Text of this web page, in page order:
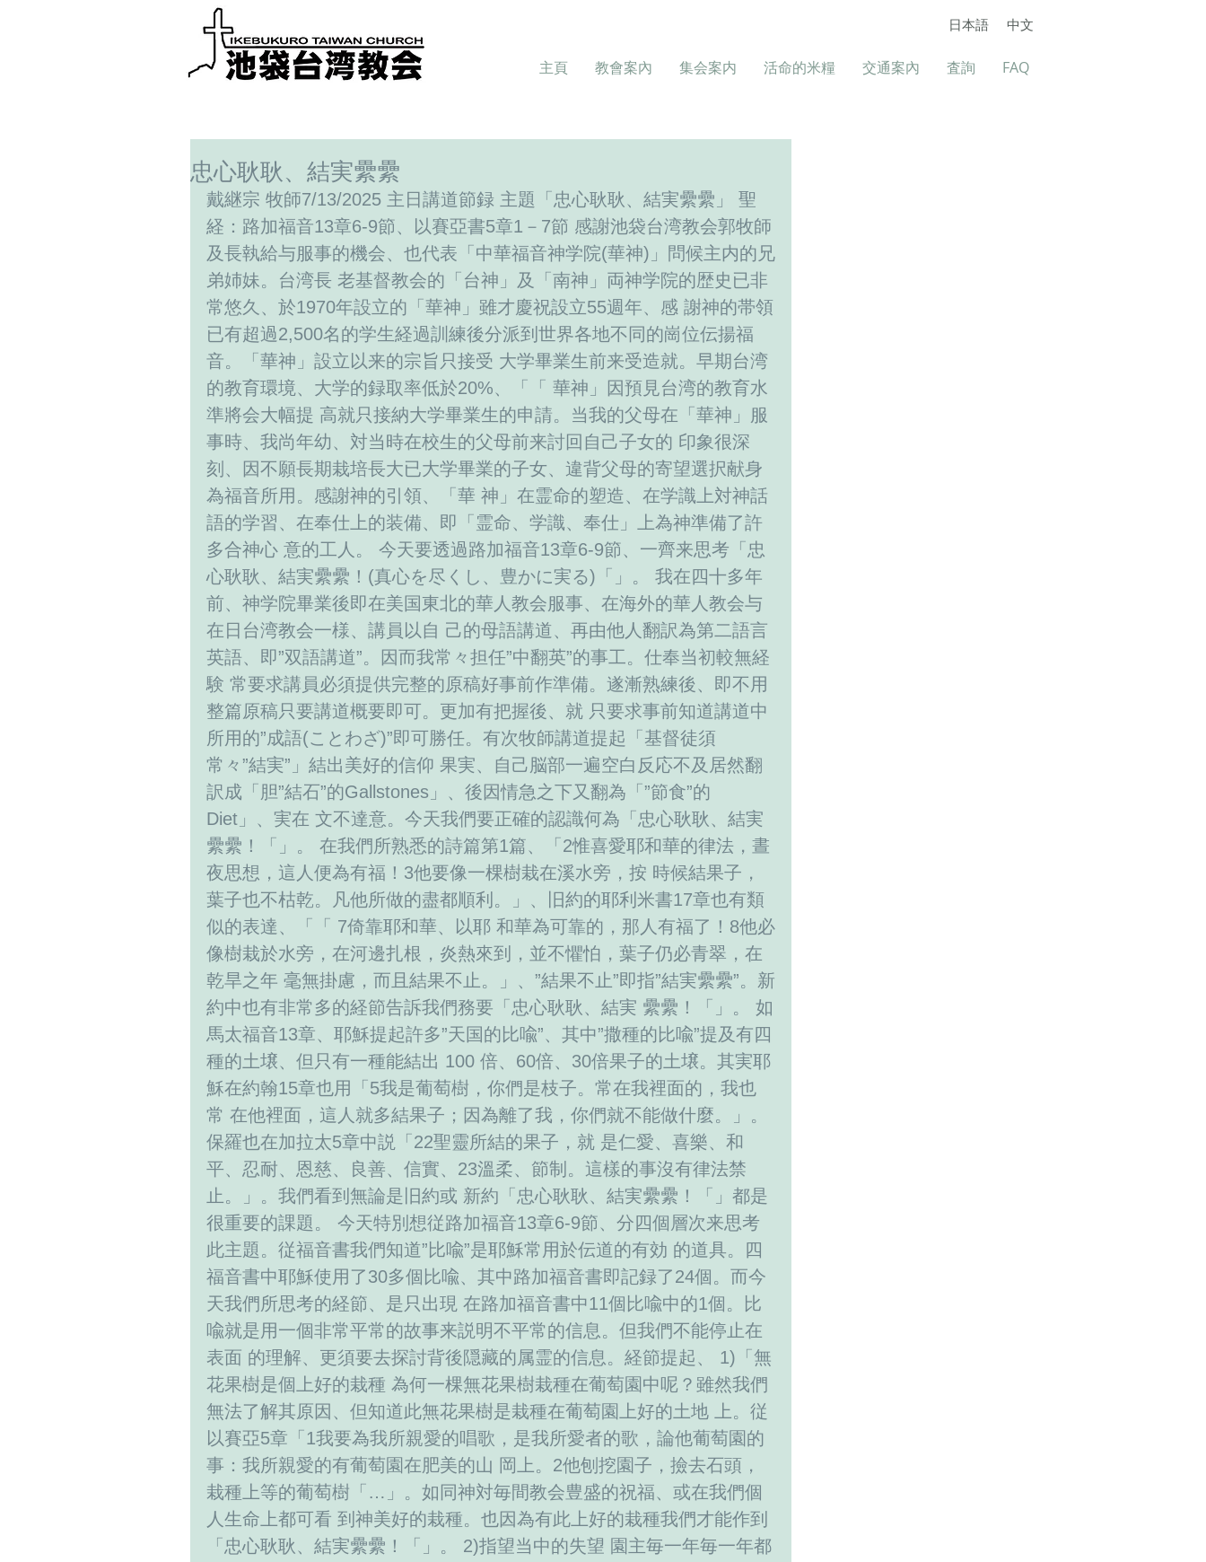
日本語 中文
主頁 教會案內 集会案内 活命的米糧 交通案內 査詢 FAQ
忠心耿耿、結実纍纍
戴継宗 牧師7/13/2025 主日講道節録 主題「忠心耿耿、結実纍纍」 聖
経：路加福音13章6-9節、以賽亞書5章1－7節 感謝池袋台湾教会郭牧師
及長執給与服事的機会、也代表「中華福音神学院(華神)」問候主内的兄
弟姉妹。台湾長 老基督教会的「台神」及「南神」両神学院的歴史已非
常悠久、於1970年設立的「華神」雖才慶祝設立55週年、感 謝神的帯領
已有超過2,500名的学生経過訓練後分派到世界各地不同的崗位伝揚福
音。「華神」設立以来的宗旨只接受 大学畢業生前来受造就。早期台湾
的教育環境、大学的録取率低於20%、「「 華神」因預見台湾的教育水
準將会大幅提 高就只接納大学畢業生的申請。当我的父母在「華神」服
事時、我尚年幼、対当時在校生的父母前来討回自己子女的 印象很深
刻、因不願長期栽培長大已大学畢業的子女、違背父母的寄望選択献身
為福音所用。感謝神的引領、「華 神」在霊命的塑造、在学識上対神話
語的学習、在奉仕上的装備、即「霊命、学識、奉仕」上為神準備了許
多合神心 意的工人。 今天要透過路加福音13章6-9節、一齊来思考「忠
心耿耿、結実纍纍！(真心を尽くし、豊かに実る)「」。 我在四十多年
前、神学院畢業後即在美国東北的華人教会服事、在海外的華人教会与
在日台湾教会一様、講員以自 己的母語講道、再由他人翻訳為第二語言
英語、即”双語講道”。因而我常々担任”中翻英”的事工。仕奉当初較無経
験 常要求講員必須提供完整的原稿好事前作準備。遂漸熟練後、即不用
整篇原稿只要講道概要即可。更加有把握後、就 只要求事前知道講道中
所用的”成語(ことわざ)”即可勝任。有次牧師講道提起「基督徒須
常々”結実”」結出美好的信仰 果実、自己脳部一遍空白反応不及居然翻
訳成「胆”結石”的Gallstones」、後因情急之下又翻為「”節食”的
Diet」、実在 文不達意。今天我們要正確的認識何為「忠心耿耿、結実
纍纍！「」。 在我們所熟悉的詩篇第1篇、「2惟喜愛耶和華的律法，晝
夜思想，這人便為有福！3他要像一棵樹栽在溪水旁，按 時候結果子，
葉子也不枯乾。凡他所做的盡都順利。」、旧約的耶利米書17章也有類
似的表達、「「 7倚靠耶和華、以耶 和華為可靠的，那人有福了！8他必
像樹栽於水旁，在河邊扎根，炎熱來到，並不懼怕，葉子仍必青翠，在
乾旱之年 毫無掛慮，而且結果不止。」、”結果不止”即指”結実纍纍”。新
約中也有非常多的経節告訴我們務要「忠心耿耿、結実 纍纍！「」。 如
馬太福音13章、耶穌提起許多”天国的比喩”、其中”撒種的比喩”提及有四
種的土壌、但只有一種能結出 100 倍、60倍、30倍果子的土壌。其実耶
穌在約翰15章也用「5我是葡萄樹，你們是枝子。常在我裡面的，我也
常 在他裡面，這人就多結果子；因為離了我，你們就不能做什麼。」。
保羅也在加拉太5章中説「22聖靈所結的果子，就 是仁愛、喜樂、和
平、忍耐、恩慈、良善、信實、23溫柔、節制。這樣的事沒有律法禁
止。」。我們看到無論是旧約或 新約「忠心耿耿、結実纍纍！「」都是
很重要的課題。 今天特別想従路加福音13章6-9節、分四個層次来思考
此主題。従福音書我們知道”比喩”是耶穌常用於伝道的有効 的道具。四
福音書中耶穌使用了30多個比喩、其中路加福音書即記録了24個。而今
天我們所思考的経節、是只出現 在路加福音書中11個比喩中的1個。比
喩就是用一個非常平常的故事来説明不平常的信息。但我們不能停止在
表面 的理解、更須要去探討背後隠藏的属霊的信息。経節提起、 1)「無
花果樹是個上好的栽種 為何一棵無花果樹栽種在葡萄園中呢？雖然我們
無法了解其原因、但知道此無花果樹是栽種在葡萄園上好的土地 上。従
以賽亞5章「1我要為我所親愛的唱歌，是我所愛者的歌，論他葡萄園的
事：我所親愛的有葡萄園在肥美的山 岡上。2他刨挖園子，撿去石頭，
栽種上等的葡萄樹「…」。如同神対毎間教会豊盛的祝福、或在我們個
人生命上都可看 到神美好的栽種。也因為有此上好的栽種我們才能作到
「忠心耿耿、結実纍纍！「」。 2)指望当中的失望 園主毎一年毎一年都